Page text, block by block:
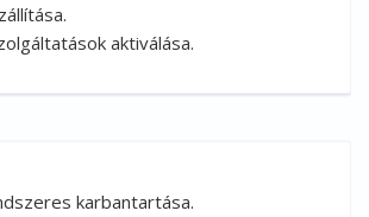
aktiválása.
karbantartása.